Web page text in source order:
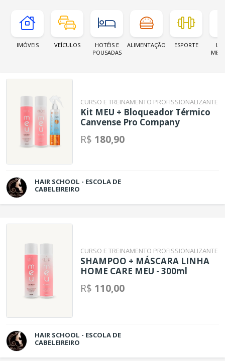
IMÓVEIS VEÍCULOS
HOTÉIS E
POUSADAS
ALIMENTAÇÃO ESPORTE
CURSO E TREINAMENTO PROFISSIONALIZANTE
Kit MEU + Bloqueador Térmico
Canvense Pro Company
R$ 180,90
HAIR SCHOOL - ESCOLA DE
CABELEIREIRO
CURSO E TREINAMENTO PROFISSIONALIZANTE
SHAMPOO + MÁSCARA LINHA
HOME CARE MEU - 300ml
R$ 110,00
HAIR SCHOOL - ESCOLA DE
CABELEIREIRO